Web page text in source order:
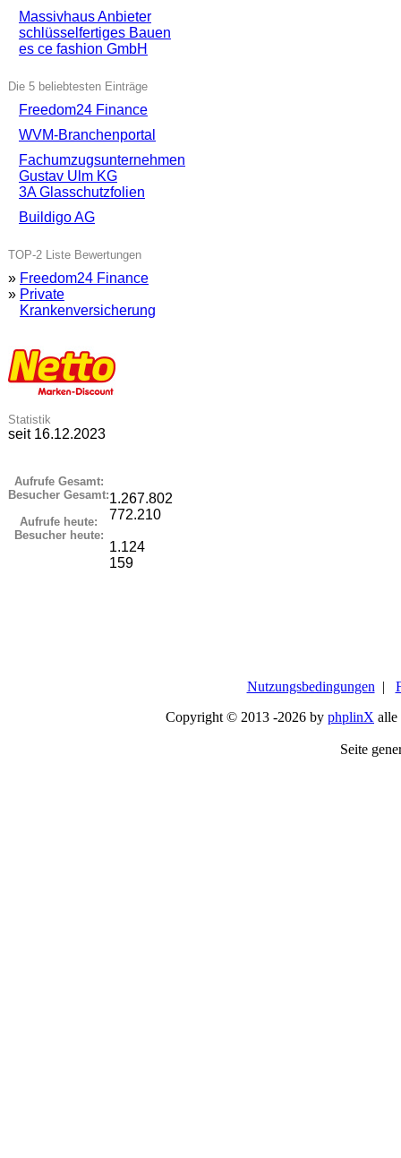
Massivhaus Anbieter
schlüsselfertiges Bauen
es ce fashion GmbH
Die 5 beliebtesten Einträge
Freedom24 Finance
WVM-Branchenportal
Fachumzugsunternehmen
Gustav Ulm KG
3A Glasschutzfolien
Buildigo AG
TOP-2 Liste Bewertungen
» Freedom24 Finance
» Private
Krankenversicherung
Statistik
seit 16.12.2023
Aufrufe Gesamt:
Besucher Gesamt:
Aufrufe heute:
Besucher heute:
1.267.802
772.210
1.124
159
Nutzungsbedingungen |
Copyright © 2013 -2026 by phplinX alle
Seite